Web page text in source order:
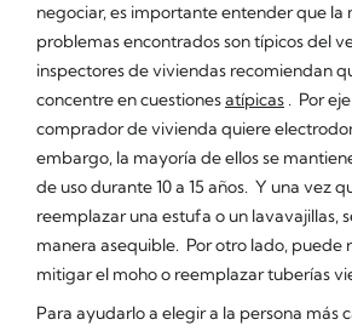
negociar, es importante entender que la
problemas encontrados son típicos del
inspectores de viviendas recomiendan
concentre en cuestionesatípicas . Por
comprador de vivienda quiere
embargo, la mayoría de ellos se
de uso durante 10 a 15 años. Y una vez
reemplazar una estufa o un lavavajillas,
manera asequible. Por otro lado, puede
mitigar el moho o reemplazar tuberías
Para ayudarlo a elegir a la persona más